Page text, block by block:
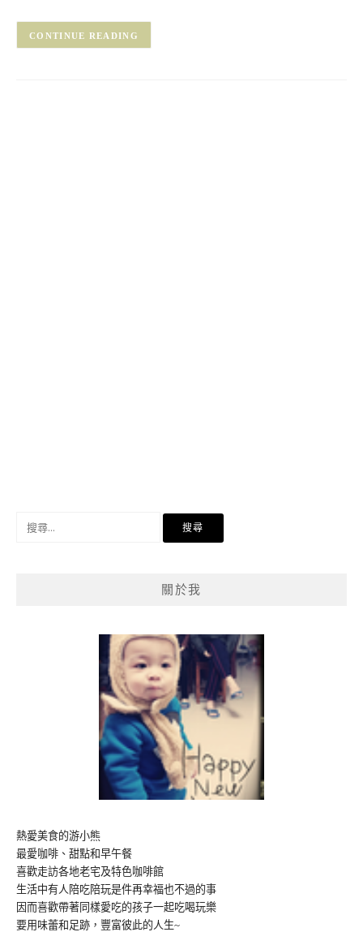
CONTINUE READING
關於我
熱愛美食的游小熊
最愛咖啡、甜點和早午餐
喜歡走訪各地老宅及特色咖啡館
生活中有人陪吃陪玩是件再幸福也不過的事
因而喜歡帶著同樣愛吃的孩子一起吃喝玩樂
要用味蕾和足跡，豐富彼此的人生~